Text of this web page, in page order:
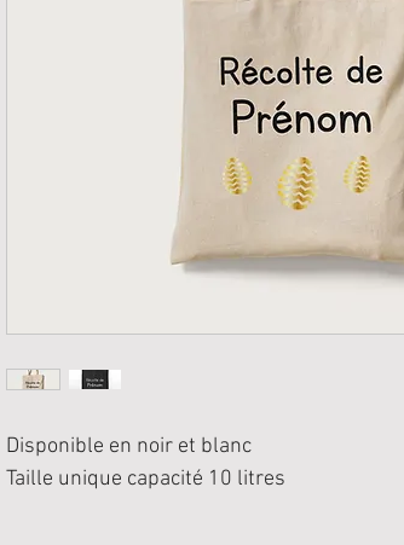
Disponible en noir et blanc
Taille unique capacité 10 litres